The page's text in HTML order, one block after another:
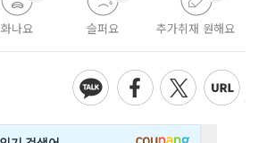
화나요 슬퍼요 추가취재 원해요